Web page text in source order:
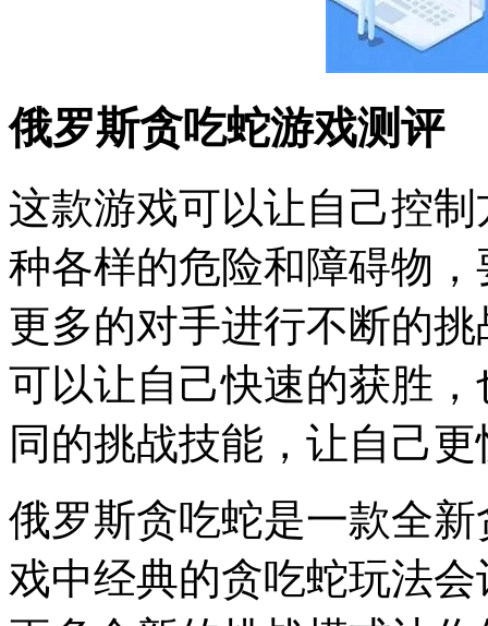
俄罗斯贪吃蛇游戏测评
这款游戏可以让自己控
种各样的危险和障碍物
更多的对手进行不断的
可以让自己快速的获胜
同的挑战技能，让自己
俄罗斯贪吃蛇是一款全
戏中经典的贪吃蛇玩法